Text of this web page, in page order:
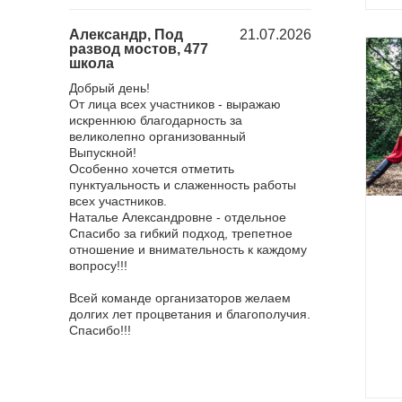
Александр, Под
развод мостов, 477
школа
21.07.2026
Добрый день!
От лица всех участников - выражаю
искреннюю благодарность за
великолепно организованный
Выпускной!
Особенно хочется отметить
пунктуальность и слаженность работы
всех участников.
Наталье Александровне - отдельное
Спасибо за гибкий подход, трепетное
отношение и внимательность к каждому
вопросу!!!
Всей команде организаторов желаем
долгих лет процветания и благополучия.
Спасибо!!!
Юлия,
городом,
Хочу
нас
все
достаточное,
взяли с
и отдельное
оставлю
всяких
ведущую, она
мероприятия
всем!
приятные
смысле, я не